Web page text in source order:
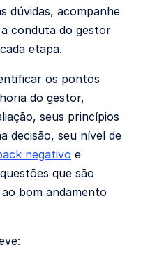
dúvidas, acompanhe
conduta do gestor
etapa.
os pontos
do gestor,
seus princípios
decisão, seu nível de
negativo e
que são
bom andamento